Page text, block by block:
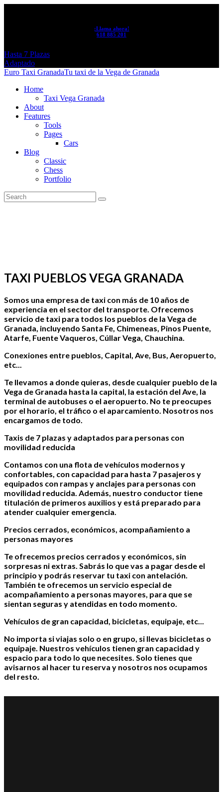
¡Llama ahora!
618 885 201
Hasta 7 Plazas
Adaptado
Euro Taxi GranadaTu taxi de la Vega de Granada
Home
Taxi Vega Granada
About
Features
Tools
Pages
Cars
Blog
Classic
Chess
Portfolio
TAXI PUEBLOS VEGA GRANADA
Somos una empresa de taxi con más de 10 años de
experiencia en el sector del transporte. Ofrecemos
servicio de taxi para todos los pueblos de la Vega de
Granada, incluyendo Santa Fe, Chimeneas, Pinos Puente,
Atarfe, Fuente Vaqueros, Cúllar Vega, Chauchina.
Conexiones entre pueblos, Capital, Ave, Bus, Aeropuerto,
etc...
Te llevamos a donde quieras, desde cualquier pueblo de la
Vega de Granada hasta la capital, la estación del Ave, la
terminal de autobuses o el aeropuerto. No te preocupes
por el horario, el tráfico o el aparcamiento. Nosotros nos
encargamos de todo.
Taxis de 7 plazas y adaptados para personas con
movilidad reducida
Contamos con una flota de vehículos modernos y
confortables, con capacidad para hasta 7 pasajeros y
equipados con rampas y anclajes para personas con
movilidad reducida. Además, nuestro conductor tiene
titulación de primeros auxilios y está preparado para
atender cualquier emergencia.
Precios cerrados, económicos, acompañamiento a
personas mayores
Te ofrecemos precios cerrados y económicos, sin
sorpresas ni extras. Sabrás lo que vas a pagar desde el
principio y podrás reservar tu taxi con antelación.
También te ofrecemos un servicio especial de
acompañamiento a personas mayores, para que se
sientan seguras y atendidas en todo momento.
Vehículos de gran capacidad, bicicletas, equipaje, etc...
No importa si viajas solo o en grupo, si llevas bicicletas o
equipaje. Nuestros vehículos tienen gran capacidad y
espacio para todo lo que necesites. Solo tienes que
avisarnos al hacer tu reserva y nosotros nos ocupamos
del resto.